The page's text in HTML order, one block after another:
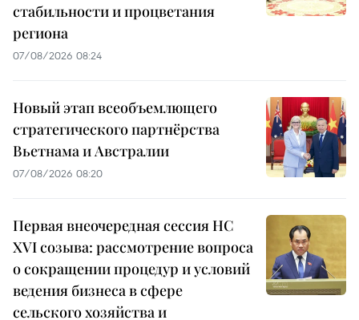
стабильности и процветания
региона
07/08/2026 08:24
Новый этап всеобъемлющего
стратегического партнёрства
Вьетнама и Австралии
07/08/2026 08:20
Первая внеочередная сессия НС
XVI созыва: рассмотрение вопроса
о сокращении процедур и условий
ведения бизнеса в сфере
сельского хозяйства и